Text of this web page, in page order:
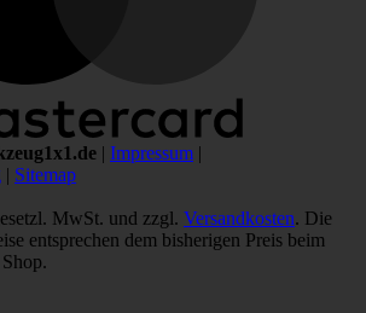
| Impressum |
| Sitemap
MwSt. und zzgl. Versandkosten. Die
entsprechen dem bisherigen Preis beim